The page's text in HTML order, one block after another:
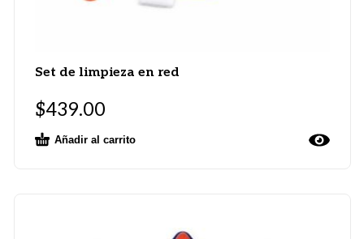
Set de limpieza en red
$439.00
Añadir al carrito